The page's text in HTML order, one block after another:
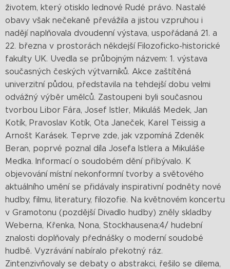
životem, který otisklo lednové Rudé právo. Nastalé
obavy však nečekaně převážila a jistou vzpruhou i
nadějí naplňovala dvoudenní výstava, uspořádaná 21. a
22. března v prostorách někdejší Filozoficko-historické
fakulty UK. Uvedla se průbojným názvem: 1. výstava
současných českých výtvarníků. Akce zaštítěná
univerzitní půdou, představila na tehdejší dobu velmi
odvážný výběr umělců. Zastoupeni byli současnou
tvorbou Libor Fára, Josef Istler, Mikuláš Medek, Jan
Kotík, Pravoslav Kotík, Ota Janeček, Karel Teissig a
Arnošt Karásek. Teprve zde, jak vzpomíná Zdeněk
Beran, poprvé poznal díla Josefa Istlera a Mikuláše
Medka. Informací o soudobém dění přibývalo. K
objevování místní nekonformní tvorby a světového
aktuálního umění se přidávaly inspirativní podněty nové
hudby, filmu, literatury, filozofie. Na květnovém koncertu
v Gramotonu (pozdější Divadlo hudby) zněly skladby
Weberna, Křenka, Nona, Stockhausena;4/ hudební
znalosti doplňovaly přednášky o moderní soudobé
hudbě. Vyzrávání nabíralo překotný ráz.
Zintenzivňovaly se debaty o abstrakci, řešilo se dilema,